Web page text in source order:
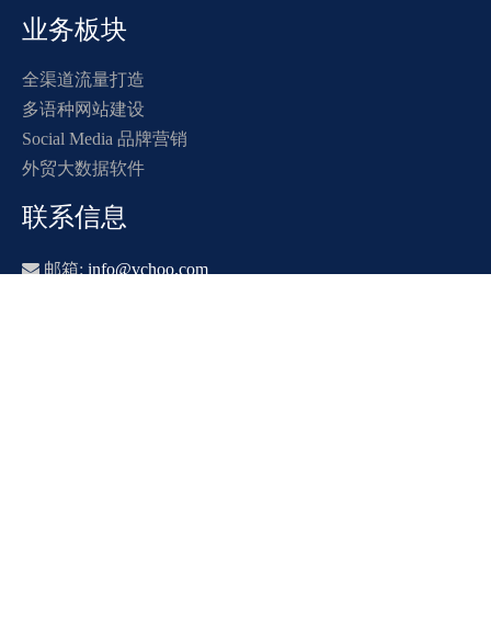
业务板块
全渠道流量打造
多语种网站建设
Social Media 品牌营销
外贸大数据软件
联系信息
 邮箱: info@vchoo.com